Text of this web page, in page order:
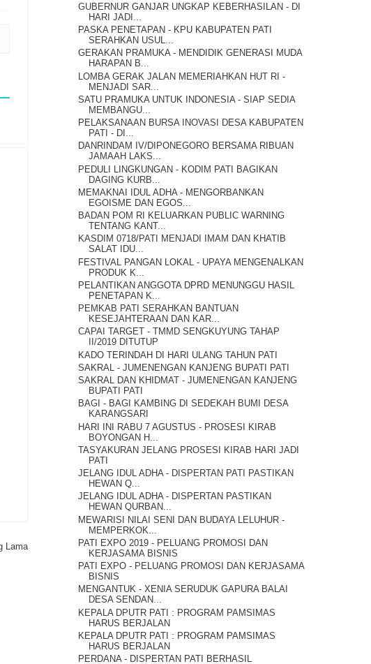
Lama
GUBERNUR GANJAR UNGKAP KEBERHASILAN - DI
HARI JADI...
PASKA PENETAPAN - KPU KABUPATEN PATI
SERAHKAN USUL...
GERAKAN PRAMUKA - MENDIDIK GENERASI MUDA
HARAPAN B...
LOMBA GERAK JALAN MEMERIAHKAN HUT RI -
MENJADI SAR...
SATU PRAMUKA UNTUK INDONESIA - SIAP SEDIA
MEMBANGU...
PELAKSANAAN BURSA INOVASI DESA KABUPATEN
PATI - DI...
DANRINDAM IV/DIPONEGORO BERSAMA RIBUAN
JAMAAH LAKS...
PEDULI LINGKUNGAN - KODIM PATI BAGIKAN
DAGING KURB...
MEMAKNAI IDUL ADHA - MENGORBANKAN
EGOISME DAN EGOS...
BADAN POM RI KELUARKAN PUBLIC WARNING
TENTANG KANT...
KASDIM 0718/PATI MENJADI IMAM DAN KHATIB
SALAT IDU...
FESTIVAL PANGAN LOKAL - UPAYA MENGENALKAN
PRODUK K...
PELANTIKAN ANGGOTA DPRD MENUNGGU HASIL
PENETAPAN K...
PEMKAB PATI SERAHKAN BANTUAN
KESEJAHTERAAN DAN KAR...
CAPAI TARGET - TMMD SENGKUYUNG TAHAP
II/2019 DITUTUP
KADO TERINDAH DI HARI ULANG TAHUN PATI
SAKRAL - JUMENENGAN KANJENG BUPATI PATI
SAKRAL DAN KHIDMAT - JUMENENGAN KANJENG
BUPATI PATI
BAGI - BAGI KAMBING DI SEDEKAH BUMI DESA
KARANGSARI
HARI INI RABU 7 AGUSTUS - PROSESI KIRAB
BOYONGAN H...
TASYAKURAN JELANG PROSESI KIRAB HARI JADI
PATI
JELANG IDUL ADHA - DISPERTAN PATI PASTIKAN
HEWAN Q...
JELANG IDUL ADHA - DISPERTAN PASTIKAN
HEWAN QURBAN...
MEWARISI NILAI SENI DAN BUDAYA LELUHUR -
MEMPERKOK...
PATI EXPO 2019 - PELUANG PROMOSI DAN
KERJASAMA BISNIS
PATI EXPO - PELUANG PROMOSI DAN KERJASAMA
BISNIS
MENGANTUK - XENIA SERUDUK GAPURA BALAI
DESA SENDAN...
KEPALA DPUTR PATI : PROGRAM PAMSIMAS
HARUS BERJALAN
KEPALA DPUTR PATI : PROGRAM PAMSIMAS
HARUS BERJALAN
PERDANA - DISPERTAN PATI BERHASIL